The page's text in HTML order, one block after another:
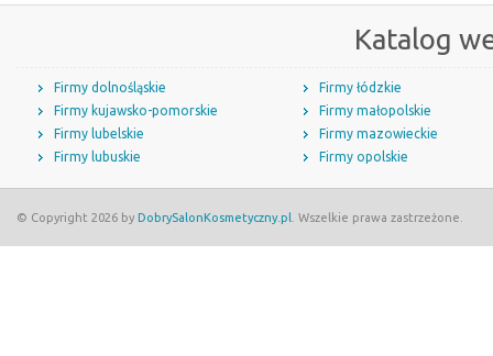
Katalog
Firmy dolnośląskie
Firmy kujawsko-pomorskie
Firmy lubelskie
Firmy lubuskie
Firmy łódzkie
Firmy małopolskie
Firmy mazowieckie
Firmy opolskie
© Copyright 2026 by DobrySalonKosmetyczny.pl . Wszelkie prawa zastrzeżone.